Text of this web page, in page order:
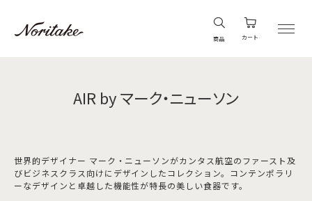
商品 カート
AIR by マーク・ニューソン
世界的デザイナー マーク・ニューソンがカンタス航空のファースト及
びビジネスクラス向けにデザインしたコレクション。コンテンポラリ
ーなデザインと卓越した機能性が特長の美しい食器です。